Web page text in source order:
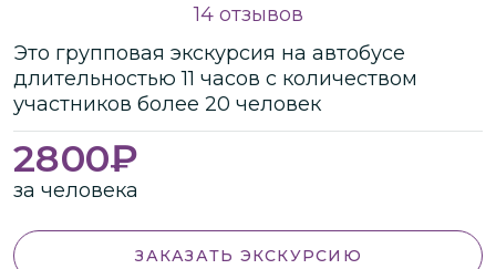
14 отзывов
Это групповая экскурсия на автобусе
длительностью11 часов с количеством
участников более 20 человек
2800₽
за человека
ЗАКАЗАТЬ ЭКСКУРСИЮ